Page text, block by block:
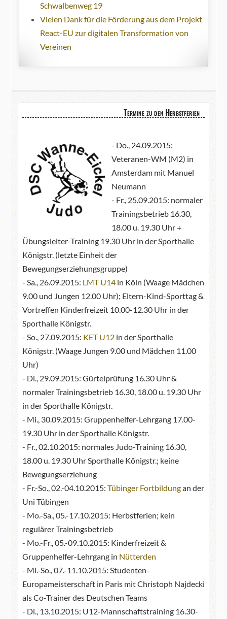
Schwalbenweg 19
Vielen Dank für die Förderung aus dem Projekt
React-EU zur digitalen Transformation von
Vereinen
Termine zu den Herbstferien
- Do., 24.09.2015:
Veteranen-WM (M2) in
Amsterdam mit Manuel
Neumann
- Fr., 25.09.2015: normaler
Trainingsbetrieb 16.30,
18.00 u. 19.30 Uhr +
Übungsleiter-Training 19.30 Uhr in der Sporthalle
Königstr. (letzte Einheit der
Bewegungserziehungsgruppe)
- Sa., 26.09.2015: LMT U14in Köln (Waage Mädchen
9.00 und Jungen 12.00 Uhr); Eltern-Kind-Sporttag &
Vortreffen Kinderfreizeit 10.00-12.30 Uhr in der
Sporthalle Königstr.
- So., 27.09.2015: KET U12in der Sporthalle
Königstr. (Waage Jungen 9.00 und Mädchen 11.00
Uhr)
- Di., 29.09.2015: Gürtelprüfung 16.30 Uhr &
normaler Trainingsbetrieb 16.30, 18.00 u. 19.30 Uhr
in der Sporthalle Königstr.
- Mi., 30.09.2015: Gruppenhelfer-Lehrgang 17.00-
19.30 Uhr in der Sporthalle Königstr.
- Fr., 02.10.2015: normales Judo-Training 16.30,
18.00 u. 19.30 Uhr Sporthalle Königstr.; keine
Bewegungserziehung
- Fr.-So., 02.-04.10.2015: Tübinger Fortbildungan der
Uni Tübingen
- Mo.-Sa., 05.-17.10.2015: Herbstferien; kein
regulärer Trainingsbetrieb
- Mo.-Fr., 05.-09.10.2015: Kinderfreizeit &
Gruppenhelfer-Lehrgang in Nütterden
- Mi.-So., 07.-11.10.2015: Studenten-
Europameisterschaft in Paris mit Christoph Najdecki
als Co-Trainer des Deutschen Teams
- Di., 13.10.2015: U12-Mannschaftstraining 16.30-